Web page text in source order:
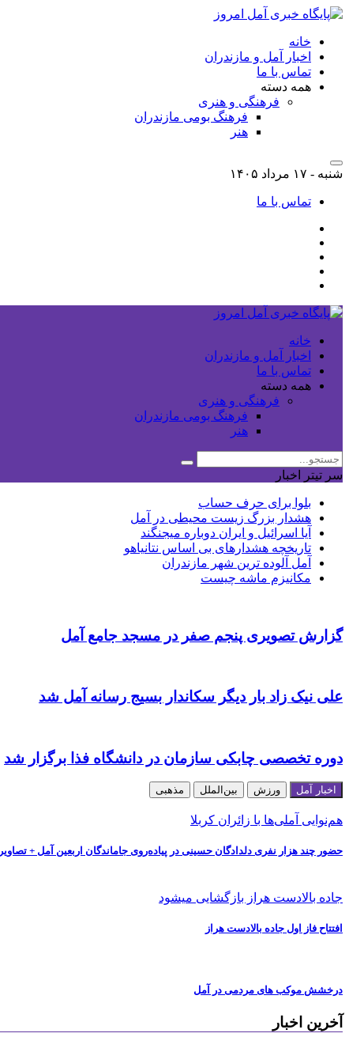
خانه
اخبار آمل و مازندران
تماس با ما
همه دسته
فرهنگی و هنری
فرهنگ بومی مازندران
هنر
شنبه - ۱۷ مرداد ۱۴۰۵
تماس با ما
خانه
اخبار آمل و مازندران
تماس با ما
همه دسته
فرهنگی و هنری
فرهنگ بومی مازندران
هنر
سر تیتر اخبار
بلوا برای حرف حساب
هشدار بزرگ زیست محیطی در آمل
آیا اسرائیل و ایران دوباره میجنگند
تاریخچه هشدارهای بی اساس نتانیاهو
آمل آلوده ترین شهر مازندران
مکانیزم ماشه چیست
گزارش تصویری پنجم صفر در مسجد جامع آمل
علی نیک زاد بار دیگر سکاندار بسیج رسانه آمل شد
دوره تخصصی چابکی سازمان در دانشگاه فذا برگزار شد
اخبار آمل ورزش بین‌الملل مذهبی
هم‌نوایی آملی‌ها با زائران کربلا
حضور چند هزار نفری دلدادگان حسینی در پیاده‌روی جاماندگان اربعین آمل + تصاویر
جاده بالادست هراز بازگشایی میشود
افتتاح فاز اول جاده بالادست هراز
درخشش موکب های مردمی در آمل
آخرین اخبار